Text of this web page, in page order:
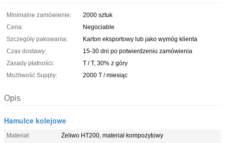
Minimalne zamówienie:
2000 sztuk
Cena:
Negociable
Szczegóły pakowania:
Karton eksportowy lub jako wymóg klienta
Czas dostawy:
15-30 dni po potwierdzeniu zamówienia
Zasady płatności:
T / T, 30% z góry
Możliwość Supply:
2000 T / miesiąc
Opis
Hamulce kolejowe
Materiał:
Żeliwo HT200, materiał kompozytowy